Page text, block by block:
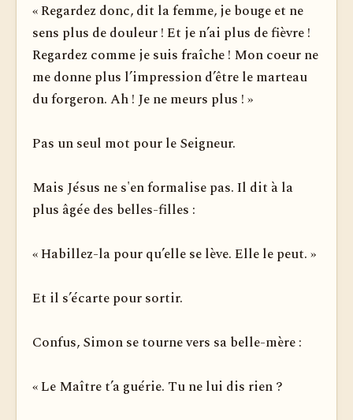
« Regardez donc, dit la femme, je bouge et ne
sens plus de douleur ! Et je n’ai plus de fièvre !
Regardez comme je suis fraîche ! Mon coeur ne
me donne plus l’impression d’être le marteau
du forgeron. Ah ! Je ne meurs plus ! »
Pas un seul mot pour le Seigneur.
Mais Jésus ne s'en formalise pas. Il dit à la
plus âgée des belles-filles :
« Habillez-la pour qu’elle se lève. Elle le peut. »
Et il s’écarte pour sortir.
Confus, Simon se tourne vers sa belle-mère :
« Le Maître t’a guérie. Tu ne lui dis rien ?